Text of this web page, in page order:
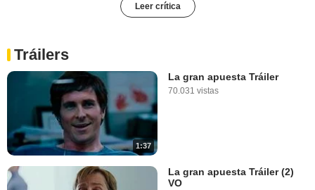
Leer crítica
Tráilers
1:37
La gran apuesta Tráiler
70.031 vistas
La gran apuesta Tráiler (2)
VO